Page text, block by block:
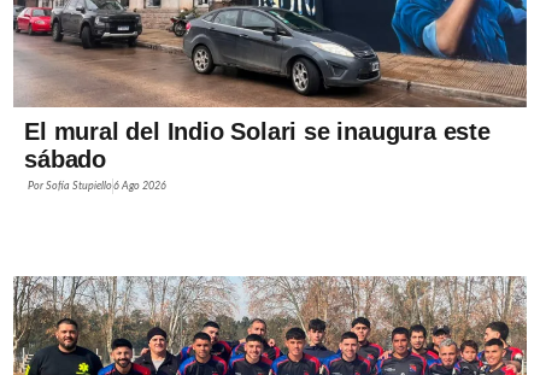
El mural del Indio Solari se inaugura este
sábado
PorSofía Stupiello6 Ago 2026